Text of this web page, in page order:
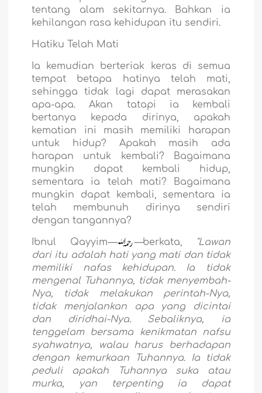
tentang alam sekitarnya. Bahkan ia
kehilangan rasa kehidupan itu sendiri.
Hatiku Telah Mati
Ia kemudian berteriak keras di semua
tempat betapa hatinya telah mati,
sehingga tidak lagi dapat merasakan
apa-apa. Akan tatapi ia kembali
bertanya kepada dirinya, apakah
kematian ini masih memiliki harapan
untuk hidup? Apakah masih ada
harapan untuk kembali? Bagaimana
mungkin dapat kembali hidup,
sementara ia telah mati? Bagaimana
mungkin dapat kembali, sementara ia
telah membunuh dirinya sendiri
dengan tangannya?
Ibnul Qayyim— —berkata,
"Lawan
dari itu adalah hati yang mati dan tidak
memiliki nafas kehidupan. Ia tidak
mengenal Tuhannya, tidak menyembah-
Nya, tidak melakukan perintah-Nya,
tidak menjalankan apa yang dicintai
dan diridhai-Nya. Sebaliknya, ia
tenggelam bersama kenikmatan nafsu
syahwatnya, walau harus berhadapan
dengan kemurkaan Tuhannya. Ia tidak
peduli apakah Tuhannya suka atau
murka, yan terpenting ia dapat